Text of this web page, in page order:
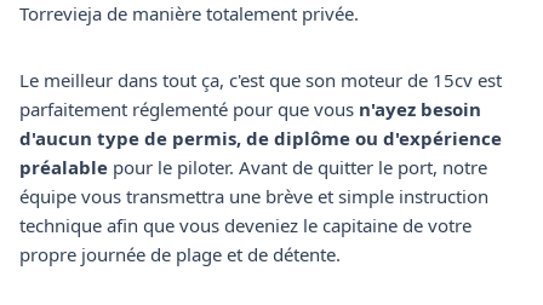
Torrevieja de manière totalement privée.
Le meilleur dans tout ça, c'est que son moteur de 15cv est
parfaitement réglementé pour que vous n'ayez besoin
d'aucun type de permis, de diplôme ou d'expérience
préalable pour le piloter. Avant de quitter le port, notre
équipe vous transmettra une brève et simple instruction
technique afin que vous deveniez le capitaine de votre
propre journée de plage et de détente.